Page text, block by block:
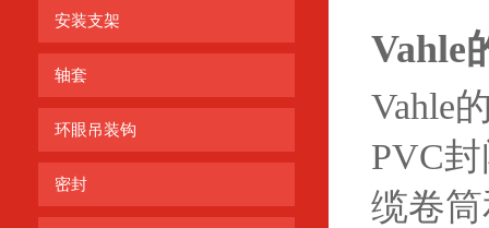
安装支架
轴套
环眼吊装钩
密封
Vahle
Vahle
PVC
缆卷